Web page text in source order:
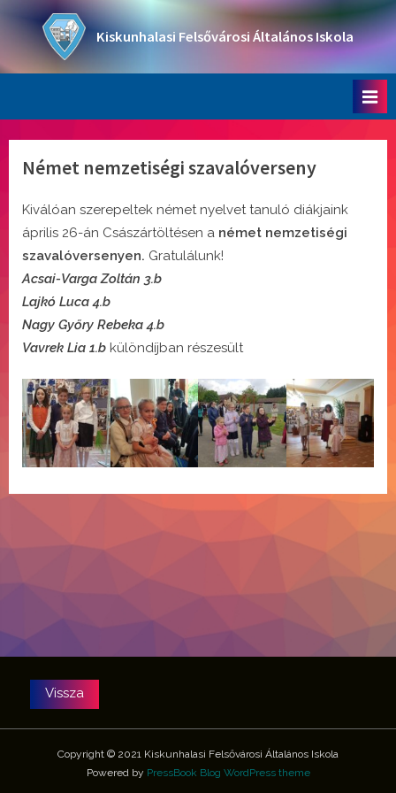
content
Kiskunhalasi Felsővárosi Általános Iskola
Német nemzetiségi szavalóverseny
Kiválóan szerepeltek német nyelvet tanuló diákjaink
április 26-án Császártöltésen a német nemzetiségi
szavalóversenyen. Gratulálunk!
Acsai-Varga Zoltán 3.b
Lajkó Luca 4.b
Nagy Győry Rebeka 4.b
Vavrek Lia 1.b különdíjban részesült
Copyright © 2021 Kiskunhalasi Felsővárosi Általános Iskola
Powered by PressBook Blog WordPress theme